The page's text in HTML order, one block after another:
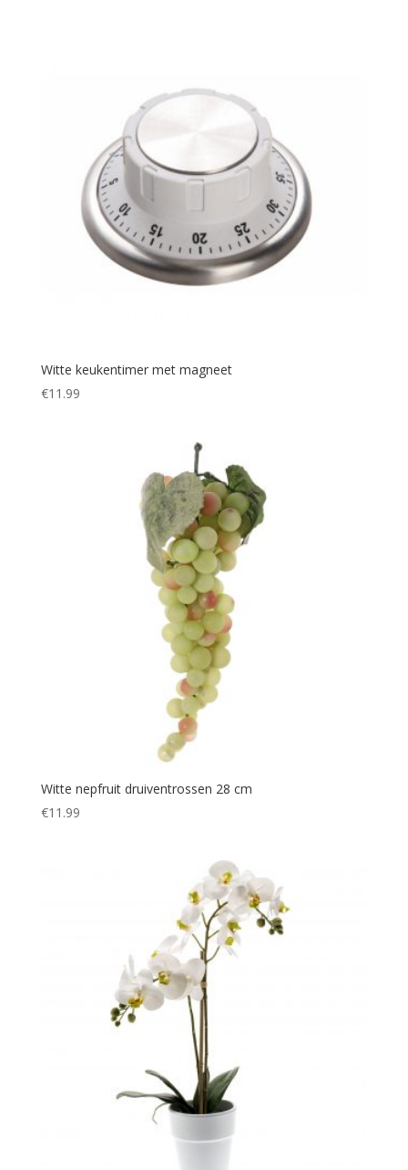
Witte keukentimer met magneet
€11.99
Witte nepfruit druiventrossen 28 cm
€11.99